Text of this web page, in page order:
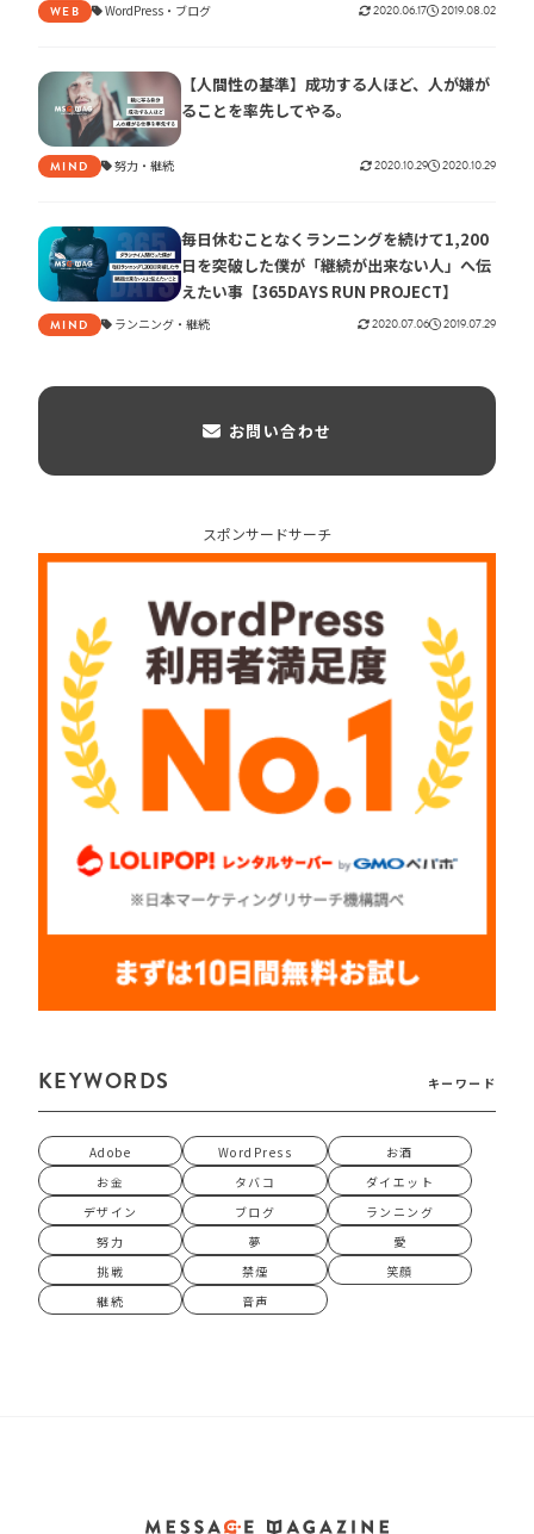
WEB WordPress ブログ 2020.06.17 2019.08.02
【人間性の基準】成功する人ほど、人が嫌が
ることを率先してやる。
MIND 努力 継続 2020.10.29 2020.10.29
毎日休むことなくランニングを続けて1,200
日を突破した僕が「継続が出来ない人」へ伝
えたい事【365DAYS RUN PROJECT】
MIND ランニング 継続 2020.07.06 2019.07.29
お問い合わせ
スポンサードサーチ
KEYWORDS キーワード
Adobe WordPress
お酒
お金
タバコ
ダイエット
デザイン
ブログ
ランニング
努力
夢
愛
挑戦
禁煙
笑顔
継続
音声